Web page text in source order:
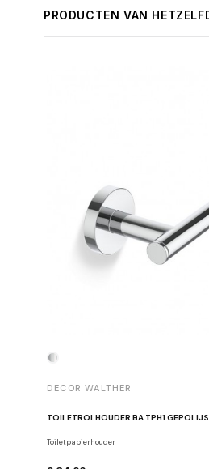
PRODUCTEN VAN
DECOR WALTHER
TOILETROLHOUDER BA TPH1
Toiletpapierhouder